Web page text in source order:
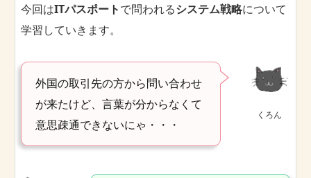
今回はITパスポートで問われるシステム戦略について
学習していきます。
くろん
外国の取引先の方から問い合わせ
が来たけど、言葉が分からなくて
意思疎通できないにゃ・・・